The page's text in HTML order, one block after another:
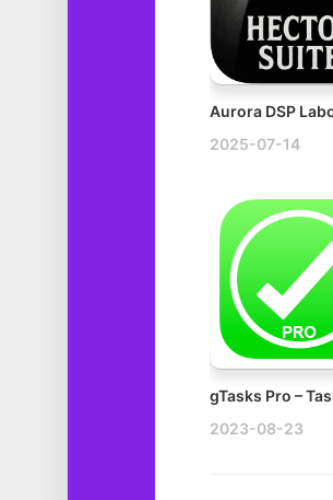
2025-07-14
2023-08-23